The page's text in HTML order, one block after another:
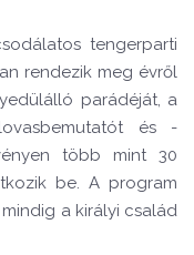
tengerparti
rendezik meg évről
parádéját, a
és -
több mint 30
be. A program
a királyi család